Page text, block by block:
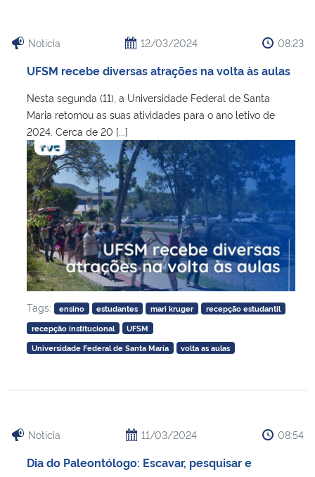
Notícia 12/03/2024 08:23
UFSM recebe diversas atrações na volta às aulas
Nesta segunda (11), a Universidade Federal de Santa
Maria retomou as suas atividades para o ano letivo de
2024. Cerca de 20 [...]
Tags: ensino estudantes mari kruger
recepção estudantil
recepção institucional
UFSM
Universidade Federal de Santa Maria
volta as aulas
Notícia 11/03/2024 08:54
Dia do Paleontólogo: Escavar, pesquisar e